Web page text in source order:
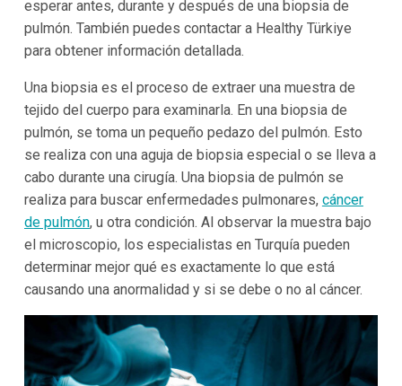
esperar antes, durante y después de una biopsia de
pulmón. También puedes contactar a Healthy Türkiye
para obtener información detallada.
Una biopsia es el proceso de extraer una muestra de
tejido del cuerpo para examinarla. En una biopsia de
pulmón, se toma un pequeño pedazo del pulmón. Esto
se realiza con una aguja de biopsia especial o se lleva a
cabo durante una cirugía. Una biopsia de pulmón se
realiza para buscar enfermedades pulmonares, cáncer
de pulmón, u otra condición. Al observar la muestra bajo
el microscopio, los especialistas en Turquía pueden
determinar mejor qué es exactamente lo que está
causando una anormalidad y si se debe o no al cáncer.